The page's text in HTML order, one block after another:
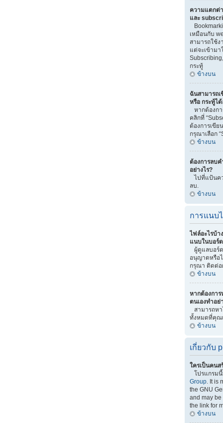
ความแตกต่
และ
เหมือนกับ
สามารถใช้
แต่จะเข้าม
กระทู้
ข้างบน
ฉันสามารถ
หรือ กระทู้ได้
หากต้องก
คลิกที่
ต้องการเขีย
กรุณาเลือก
ข้างบน
ต้องการลบ
อย่างไร?
ไปที่แป้นค
ลบ.
ข้างบน
การแนบ
ไฟล์อะไรบ้า
แนบในบอร์
ผู้ดูแลบอร์
อนุญาตหรือ
กรุณา ติดต่อ
ข้างบน
หากต้องการ
ตนเองทำอย่
สามารถหา
ทั้งหมดที่คุณ
ข้างบน
เกี่ยวกับ
ใครเป็นคนส
โปรแกรม
Group . It
the GNU
and may
the link for
ข้างบน